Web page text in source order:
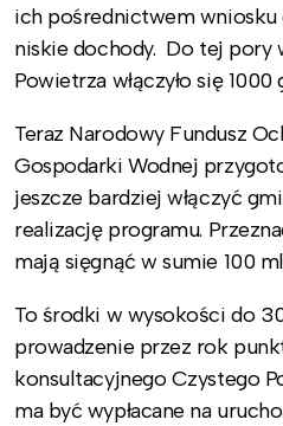
ich pośrednictwem wniosku
niskie dochody. Do tej pory
Powietrza włączyło się 1000
Teraz Narodowy Fundusz
Gospodarki Wodnej
jeszcze bardziej włączyć
realizację programu.
mają sięgnąć w sumie 100
To środki w wysokości do
prowadzenie przez rok
konsultacyjnego Czystego
ma być wypłacane na